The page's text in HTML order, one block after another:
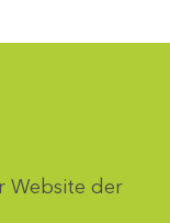
Website der